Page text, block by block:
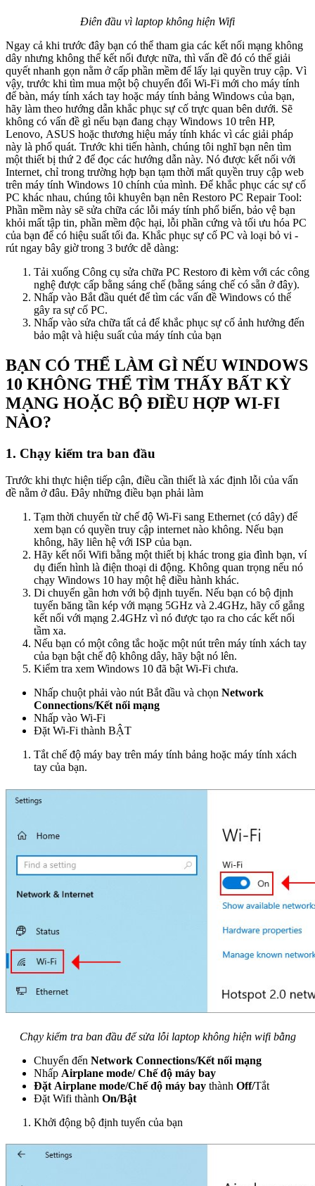
Điên đầu vì laptop không hiện Wifi
Ngay cả khi trước đây bạn có thể tham gia các kết nối mạng không
dây nhưng không thể kết nối được nữa, thì vấn đề đó có thể giải
quyết nhanh gọn nằm ở cấp phần mềm để lấy lại quyền truy cập. Vì
vậy, trước khi tìm mua một bộ chuyển đổi Wi-Fi mới cho máy tính
để bàn, máy tính xách tay hoặc máy tính bảng Windows của bạn,
hãy làm theo hướng dẫn khắc phục sự cố trực quan bên dưới. Sẽ
không có vấn đề gì nếu bạn đang chạy Windows 10 trên HP,
Lenovo, ASUS hoặc thương hiệu máy tính khác vì các giải pháp
này là phổ quát. Trước khi tiến hành, chúng tôi nghĩ bạn nên tìm
một thiết bị thứ 2 để đọc các hướng dẫn này. Nó được kết nối với
Internet, chỉ trong trường hợp bạn tạm thời mất quyền truy cập web
trên máy tính Windows 10 chính của mình. Để khắc phục các sự cố
PC khác nhau, chúng tôi khuyên bạn nên Restoro PC Repair Tool:
Phần mềm này sẽ sửa chữa các lỗi máy tính phổ biến, bảo vệ bạn
khỏi mất tập tin, phần mềm độc hại, lỗi phần cứng và tối ưu hóa PC
của bạn để có hiệu suất tối đa. Khắc phục sự cố PC và loại bỏ vi -
rút ngay bây giờ trong 3 bước dễ dàng:
Tải xuống Công cụ sửa chữa PC Restoro đi kèm với các công
nghệ được cấp bằng sáng chế (bằng sáng chế có sẵn ở đây).
Nhấp vào Bắt đầu quét để tìm các vấn đề Windows có thể
gây ra sự cố PC.
Nhấp vào sửa chữa tất cả để khắc phục sự cố ảnh hưởng đến
bảo mật và hiệu suất của máy tính của bạn
BẠN CÓ THỂ LÀM GÌ NẾU WINDOWS
10 KHÔNG THỂ TÌM THẤY BẤT KỲ
MẠNG HOẶC BỘ ĐIỀU HỢP WI-FI
NÀO?
1. Chạy kiểm tra ban đầu
Trước khi thực hiện tiếp cận, điều cần thiết là xác định lỗi của vấn
đề nằm ở đâu. Đây những điều bạn phải làm
Tạm thời chuyển từ chế độ Wi-Fi sang Ethernet (có dây) để
xem bạn có quyền truy cập internet nào không. Nếu bạn
không, hãy liên hệ với ISP của bạn.
Hãy kết nối Wifi bằng một thiết bị khác trong gia đình bạn, ví
dụ điển hình là điện thoại di động. Không quan trọng nếu nó
chạy Windows 10 hay một hệ điều hành khác.
Di chuyển gần hơn với bộ định tuyến. Nếu bạn có bộ định
tuyến băng tần kép với mạng 5GHz và 2.4GHz, hãy cố gắng
kết nối với mạng 2.4GHz vì nó được tạo ra cho các kết nối
tầm xa.
Nếu bạn có một công tắc hoặc một nút trên máy tính xách tay
của bạn bật chế độ không dây, hãy bật nó lên.
Kiểm tra xem Windows 10 đã bật Wi-Fi chưa.
Nhấp chuột phải vào nút Bắt đầu và chọn Network
Connections/Kết nối mạng
Nhấp vào Wi-Fi
Đặt Wi-Fi thành BẬT
Tắt chế độ máy bay trên máy tính bảng hoặc máy tính xách
tay của bạn.
Chạy kiểm tra ban đầu để sửa lỗi laptop không hiện wifi bằng
Chuyển đến Network Connections/Kết nối mạng
Nhấp Airplane mode/ Chế độ máy bay
Đặt Airplane mode/Chế độ máy bay thành Off/Tắt
Đặt Wifi thành On/Bật
Khởi động bộ định tuyến của bạn